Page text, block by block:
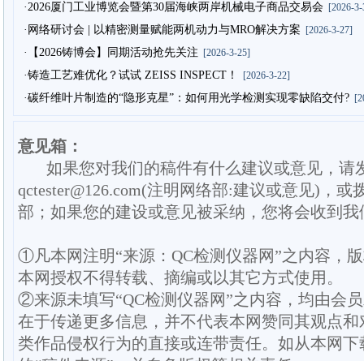
·2026厦门工业博览会暨第30届海峡两岸机械电子商品交易会[2026-3-
·网络研讨会 | 以精密测量赋能两机动力与MRO解决方案 [2026-3-27]
·【2026铸博会】同期活动抢先关注 [2026-3-25]
·铸造工艺难优化？试试 ZEISS INSPECT！ [2026-3-22]
·碳纤维叶片制造的“隐形克星”：如何用光学检测实现零缺陷交付?
意见箱：
如果您对我们的稿件有什么建议或意见，请
qctester@126.com(注明网络部:建议或意见)，或
部；如果您的建设或意见被采纳，您将会收到
①凡本网注明“来源：QC检测仪器网”之内容，
本网授权不得转载、摘编或以其它方式使用。
②来源未填写“QC检测仪器网”之内容，均由会
在于传递更多信息，并不代表本网赞同其观点
类作品侵权行为的直接或连带责任。如从本网